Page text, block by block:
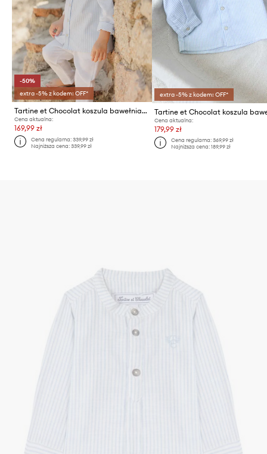
-50%
extra -5% z kodem: OFF*
Tartine et Chocolat koszula bawełniana niemowlęca
Cena aktualna:
169,99 zł
Cena regularna:339,99 zł
Najniższa cena:339,99 zł
extra -5% z kodem: OFF*
Cena aktualna:
179,99 zł
Cena regularna: 369,99 zł
Najniższa cena: 189,99 zł